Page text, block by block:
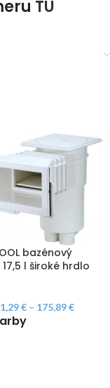
TU
bazénový
l široké hrdlo
€ – 175,89€